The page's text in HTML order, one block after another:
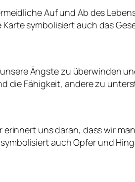
Auf und Ab des
symbolisiert auch das
Ängste zu überwinden
die Fähigkeit, andere zu
uns daran, dass wir
auch Opfer und